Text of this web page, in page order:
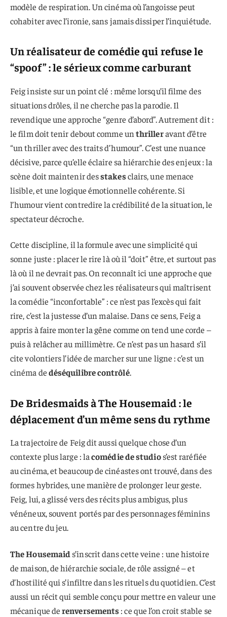
modèle de respiration. Un cinéma où l’angoisse peut
cohabiter avec l’ironie, sans jamais dissiper l’inquiétude.
Un réalisateur de comédie qui refuse le
“spoof” : le sérieux comme carburant
Feig insiste sur un point clé : même lorsqu’il filme des
situations drôles, il ne cherche pas la parodie. Il
revendique une approche “genre d’abord”. Autrement dit :
le film doit tenir debout comme un thrilleravant d’être
“un thriller avec des traits d’humour”. C’est une nuance
décisive, parce qu’elle éclaire sa hiérarchie des enjeux : la
scène doit maintenir desstakesclairs, une menace
lisible, et une logique émotionnelle cohérente. Si
l’humour vient contredire la crédibilité de la situation, le
spectateur décroche.
Cette discipline, il la formule avec une simplicité qui
sonne juste : placer le rire là où il “doit” être, et surtout pas
là où il ne devrait pas. On reconnaît ici une approche que
j’ai souvent observée chez les réalisateurs qui maîtrisent
la comédie “inconfortable” : ce n’est pas l’excès qui fait
rire, c’est la justesse d’un malaise. Dans ce sens, Feig a
appris à faire monter la gêne comme on tend une corde –
puis à relâcher au millimètre. Ce n’est pas un hasard s’il
cite volontiers l’idée de marcher sur une ligne : c’est un
cinéma dedéséquilibre contrôlé.
De Bridesmaids à The Housemaid : le
déplacement d’un même sens du rythme
La trajectoire de Feig dit aussi quelque chose d’un
contexte plus large : lacomédie de studios’est raréfiée
au cinéma, et beaucoup de cinéastes ont trouvé, dans des
formes hybrides, une manière de prolonger leur geste.
Feig, lui, a glissé vers des récits plus ambigus, plus
vénéneux, souvent portés par des personnages féminins
au centre du jeu.
The Housemaid s’inscrit dans cette veine : une histoire
de maison, de hiérarchie sociale, de rôle assigné – et
d’hostilité qui s’infiltre dans les rituels du quotidien. C’est
aussi un récit qui semble conçu pour mettre en valeur une
mécanique derenversements : ce que l’on croit stable se